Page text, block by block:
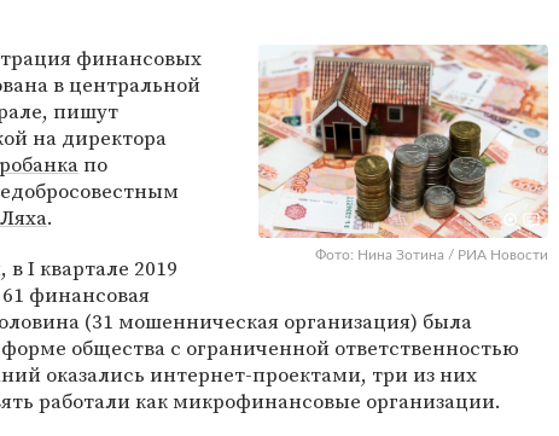
Фото: Нина Зотина / РИА Новости
финансовых
в центральной
пишут
на директора
по
.
в I квартале 2019
финансовая
(31 мошенническая организация) была
общества с ограниченной ответственностью
оказались интернет-проектами, три из них
работали как микрофинансовые организации.